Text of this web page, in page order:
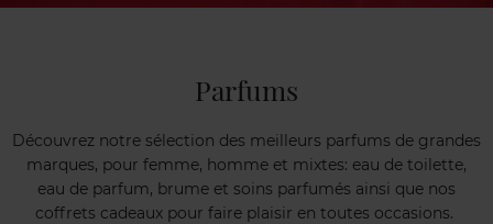
Parfums
Découvrez notre sélection des meilleurs parfums de grandes
marques, pour femme, homme et mixtes: eau de toilette,
eau de parfum, brume et soins parfumés ainsi que nos
coffrets cadeaux pour faire plaisir en toutes occasions.